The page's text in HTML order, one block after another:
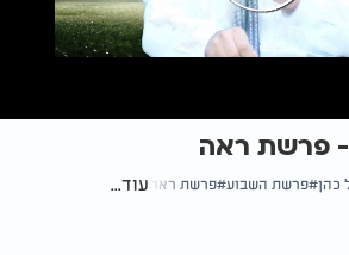
- פרשת ראה
כהן פרשת השבוע פרשת ראה עוד...